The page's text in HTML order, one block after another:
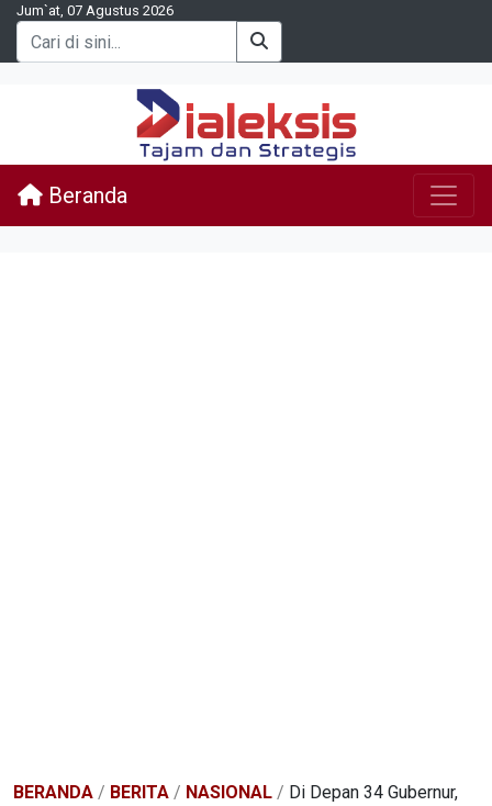
Jum`at, 07 Agustus 2026
Beranda
BERANDA / BERITA / NASIONAL / Di Depan 34 Gubernur,